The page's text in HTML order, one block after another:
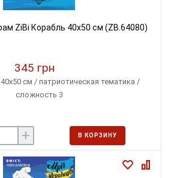
ZiBi Корабль 40х50 см (ZB.64080)
345 грн
см / патриотическая тематика /
сложность 3
+ В КОРЗИНУ